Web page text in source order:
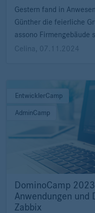
Gestern fand in
Günther die feierliche
assono Firmengebäude
Celina, 07.11.2024
EntwicklerCamp
AdminCamp
DominoCamp
Anwendungen
Zabbix